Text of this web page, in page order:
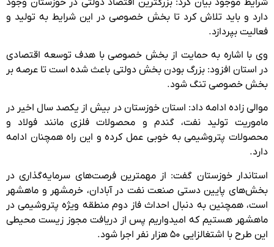
دارد و باید تلاش کرد تا بخش خصوصی در این شرایط به تولید و
فعالیت بپردازد.
وی با اشاره به حمایت از بخش خصوصی با هدف توسعه اقتصادی
در استان افزود: بزرگ بودن بخش دولتی باعث شده است تا عرصه بر
بخش خصوصی تنگ شود.
موالی زاده ادامه داد: استان خوزستان در بیش از یکصد سال اخیر در
ماموریت تولید نفت، گندم و محصولات فلزی مانند فولاد و
محصولات پتروشیمی به خوبی عمل کرده و این راه همچنان ادامه
دارد.
استاندار خوزستان گفت: از مهمترین فرصت‌های سرمایه‌گذاری در
بخش‌های پایین دستی صنعت نفت در آبادان، خرمشهر و ماهشهر
است، همچنین به دنبال احداث فاز دوم منطقه ویژه پتروشیمی در
ماهشهر هستیم که امیدواریم پس از دریافت مجوز زیست محیطی
این طرح با اشتغالزایی ۵۰ هزار نفر اجرا شود.